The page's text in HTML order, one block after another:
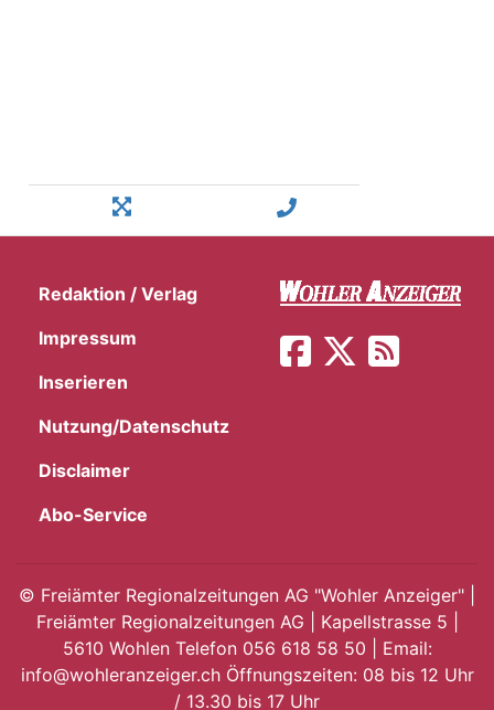
Redaktion / Verlag
Impressum
Inserieren
Nutzung/Datenschutz
Disclaimer
Abo-Service
© Freiämter Regionalzeitungen AG "Wohler Anzeiger" |
Freiämter Regionalzeitungen AG | Kapellstrasse 5 |
5610 Wohlen Telefon 056 618 58 50 | Email:
info@wohleranzeiger.ch Öffnungszeiten: 08 bis 12 Uhr
/ 13.30 bis 17 Uhr